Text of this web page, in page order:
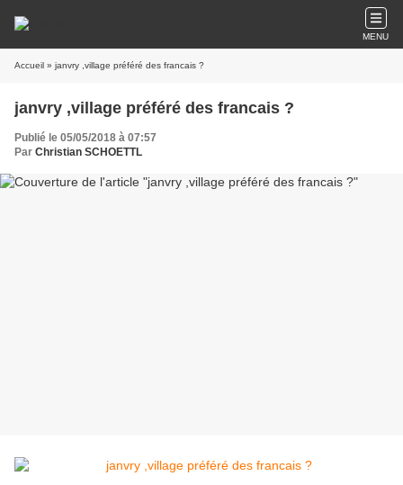
MENU
Accueil » janvry ,village préféré des francais ?
janvry ,village préféré des francais ?
Publié le 05/05/2018 à 07:57
Par Christian SCHOETTL